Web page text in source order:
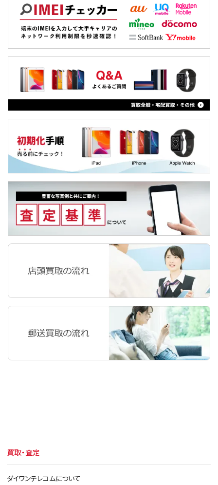
Xiaomi
MacBook
iPad
Qua tab
dtab
MediaPad
LAVIE Tab
YOGA Tab
Surface
Galaxyタブ
Pixel Tab
買取・査定
ダイワンテレコムについて